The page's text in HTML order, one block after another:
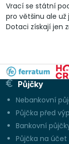
Vrací se státní
pro většinu ale už
Dotaci získají jen
Půjčky
Nebankovní
Půjčka před
Bankovní
Půjčka na účet